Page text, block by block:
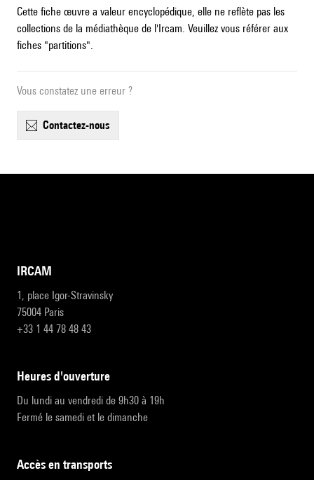
Cette fiche œuvre a valeur encyclopédique, elle ne reflète pas les
collections de la médiathèque de l'Ircam. Veuillez vous référer aux
fiches "partitions".
Vous constatez une erreur ?
contactez-nous
IRCAM
1, place Igor-Stravinsky
75004 Paris
+33 1 44 78 48 43
heures d'ouverture
Du lundi au vendredi de 9h30 à 19h
Fermé le samedi et le dimanche
accès en transports